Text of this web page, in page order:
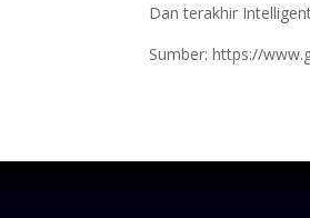
Dan terakhir
Sumber: https://